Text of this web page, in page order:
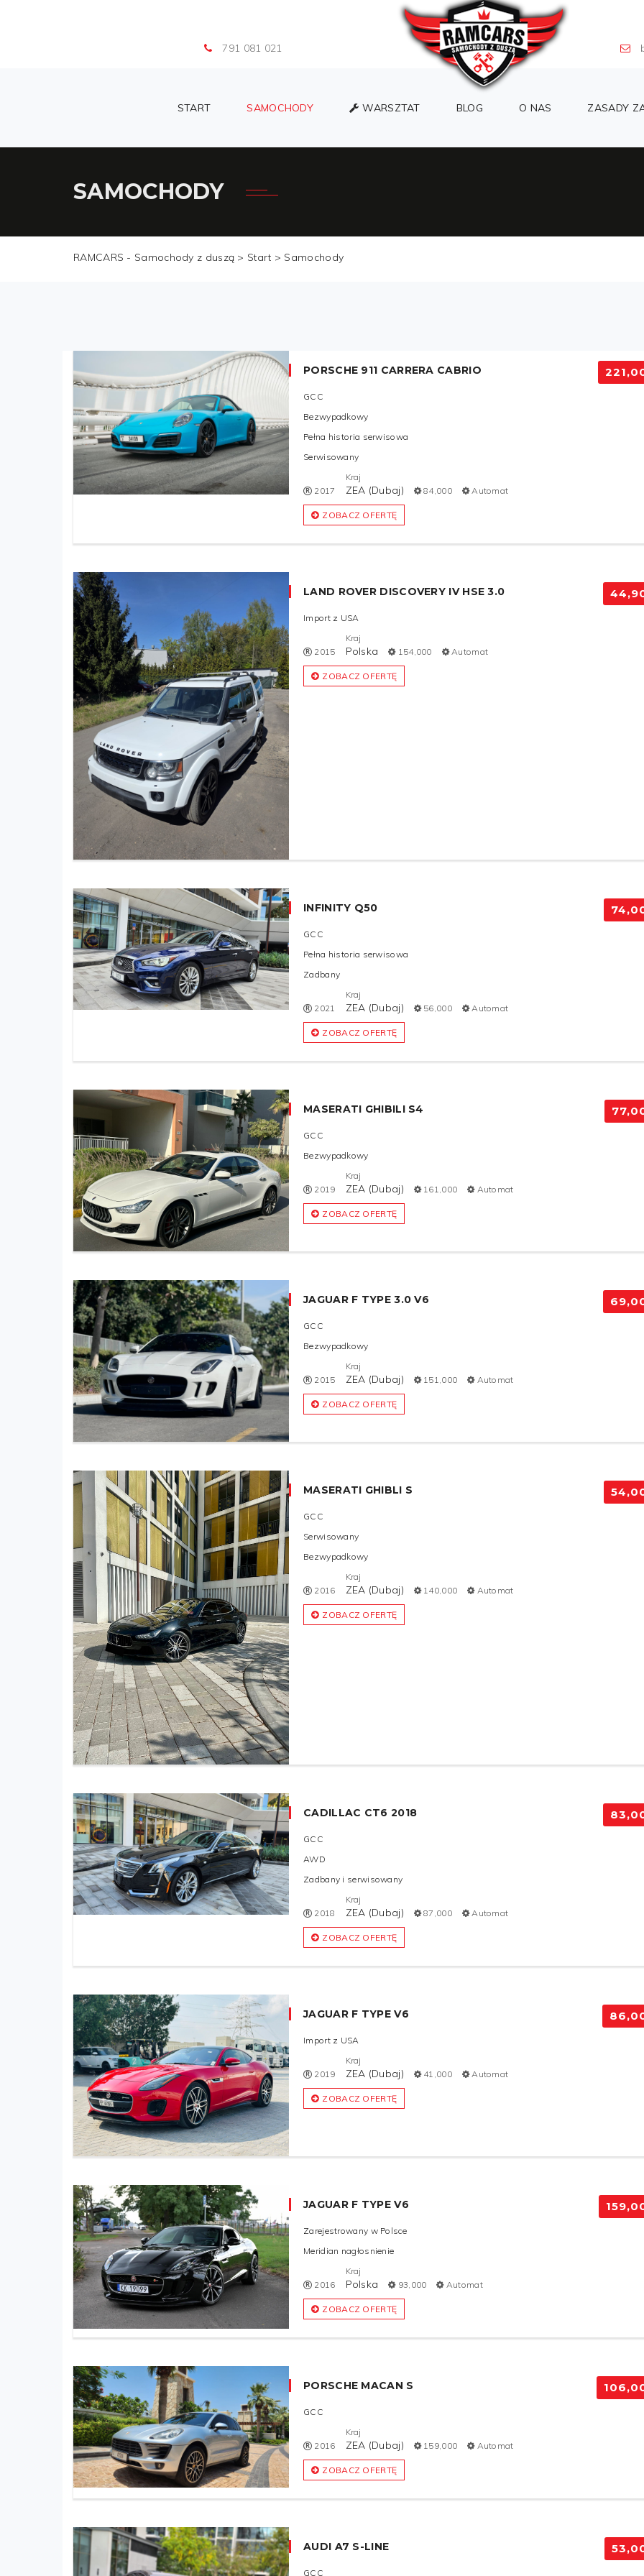
791 081 021
START SAMOCHODY WARSZTAT BLOG O NAS ZASADY
SAMOCHODY
RAMCARS - Samochody z duszą > Start > Samochody
PORSCHE 911 CARRERA CABRIO
GCC
Bezwypadkowy
Pełna historia serwisowa
Serwisowany
2017
Kraj
ZEA (Dubaj) 84,000 Automat
ZOBACZ OFERTĘ
LAND ROVER DISCOVERY IV HSE 3.0
Import z USA
2015
Kraj
Polska 154,000 Automat
ZOBACZ OFERTĘ
INFINITY Q50
GCC
Pełna historia serwisowa
Zadbany
2021
Kraj
ZEA (Dubaj) 56,000 Automat
ZOBACZ OFERTĘ
MASERATI GHIBILI S4
GCC
Bezwypadkowy
2019
Kraj
ZEA (Dubaj) 161,000 Automat
ZOBACZ OFERTĘ
JAGUAR F TYPE 3.0 V6
GCC
Bezwypadkowy
2015
Kraj
ZEA (Dubaj) 151,000 Automat
ZOBACZ OFERTĘ
MASERATI GHIBLI S
GCC
Serwisowany
Bezwypadkowy
2016
Kraj
ZEA (Dubaj) 140,000 Automat
ZOBACZ OFERTĘ
CADILLAC CT6 2018
GCC
AWD
Zadbany i serwisowany
2018
Kraj
ZEA (Dubaj) 87,000 Automat
ZOBACZ OFERTĘ
JAGUAR F TYPE V6
Import z USA
2019
Kraj
ZEA (Dubaj) 41,000 Automat
ZOBACZ OFERTĘ
JAGUAR F TYPE V6
Zarejestrowany w Polsce
Meridian nagłosnienie
2016
Kraj
Polska 93,000 Automat
ZOBACZ OFERTĘ
PORSCHE MACAN S
GCC
2016
Kraj
ZEA (Dubaj) 159,000 Automat
ZOBACZ OFERTĘ
AUDI A7 S-LINE
GCC